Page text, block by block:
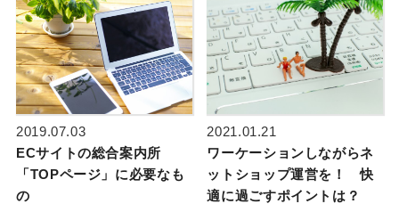
2019.07.03
ECサイトの総合案内所
「TOPページ」に必要なも
の
2021.01.21
ワーケーションしながらネ
ットショップ運営を！ 快
適に過ごすポイントは？